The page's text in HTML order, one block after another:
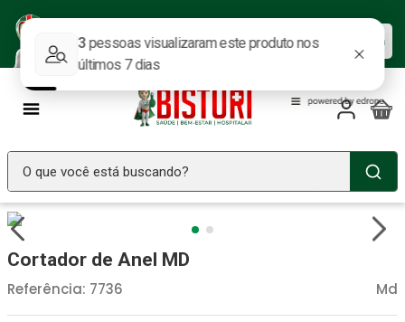
ofertas.
Baixar agora
O que você está buscando?
Cortador de Anel MD
Md
Referência: 7736